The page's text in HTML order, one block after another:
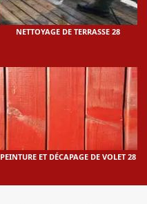
NETTOYAGE DE TERRASSE 28
PEINTURE ET DÉCAPAGE DE VOLET 28